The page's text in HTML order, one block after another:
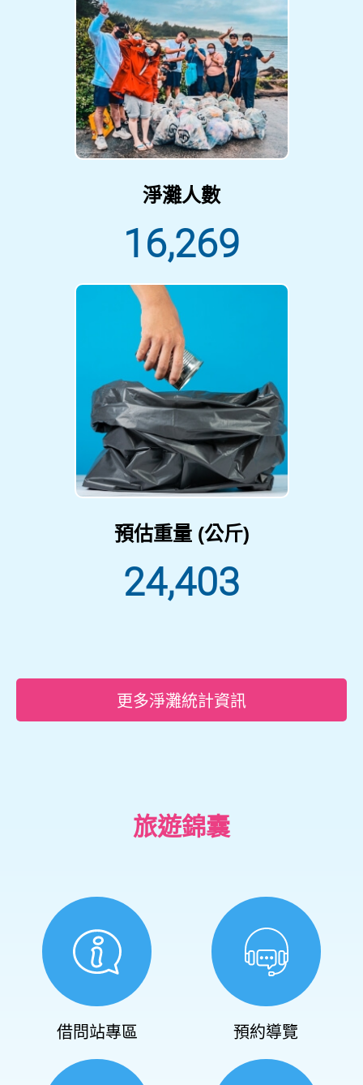
淨灘人數
16,269
預估重量 (公斤)
24,403
更多淨灘統計資訊
旅遊錦囊
借問站專區 預約導覽